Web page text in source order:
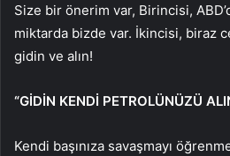
Size bir önerim var, Birincisi,
miktarda bizde var. İkincisi, biraz
gidin ve alın!
“GİDİN KENDİ PETROLÜNÜZÜ
Kendi başınıza savaşmayı